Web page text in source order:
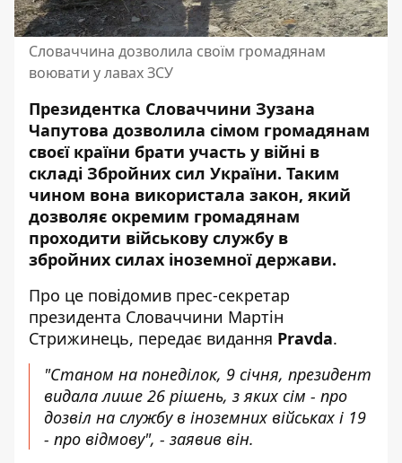
Словаччина дозволила своїм громадянам
воювати у лавах ЗСУ
Президентка Словаччини Зузана
Чапутова дозволила сімом громадянам
своєї країни брати участь у війні в
складі Збройних сил України. Таким
чином вона використала закон, який
дозволяє окремим громадянам
проходити військову службу в
збройних силах іноземної держави.
Про це повідомив прес-секретар
президента Словаччини Мартін
Стрижинець, передає видання Pravda.
"Станом на понеділок, 9 січня, президент
видала лише 26 рішень, з яких сім - про
дозвіл на службу в іноземних військах і 19
- про відмову", - заявив він.